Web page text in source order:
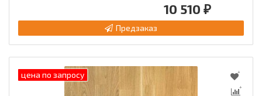
10 510 ₽
Предзаказ
цена по запросу